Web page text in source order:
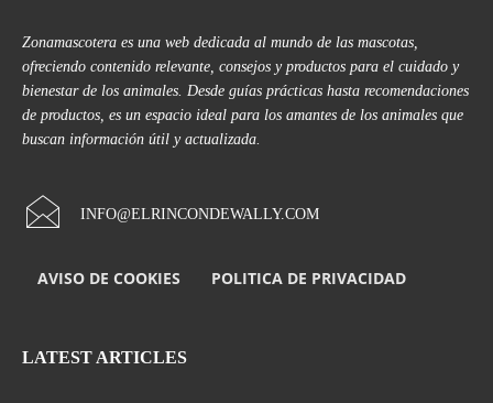
Zonamascotera es una web dedicada al mundo de las mascotas,
ofreciendo contenido relevante, consejos y productos para el cuidado y
bienestar de los animales. Desde guías prácticas hasta recomendaciones
de productos, es un espacio ideal para los amantes de los animales que
buscan información útil y actualizada.
INFO@ELRINCONDEWALLY.COM
AVISO DE COOKIES POLITICA DE PRIVACIDAD
LATEST ARTICLES